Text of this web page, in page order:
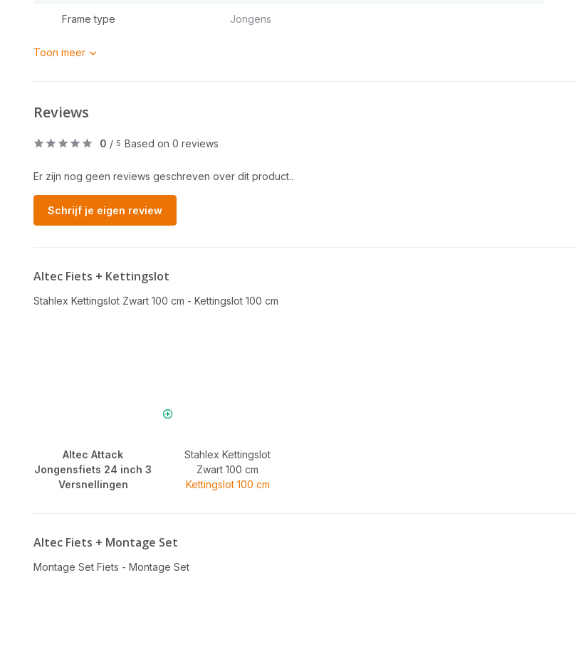
Frame type Jongens
Toon meer
Reviews
0 / 5 Based on 0 reviews
Er zijn nog geen reviews geschreven over dit product..
Schrijf je eigen review
Altec Fiets + Kettingslot
Stahlex Kettingslot Zwart 100 cm - Kettingslot 100 cm
Altec Attack
Jongensfiets 24 inch 3
Versnellingen
Stahlex Kettingslot
Zwart 100 cm
Kettingslot 100 cm
Altec Fiets + Montage Set
Montage Set Fiets - Montage Set